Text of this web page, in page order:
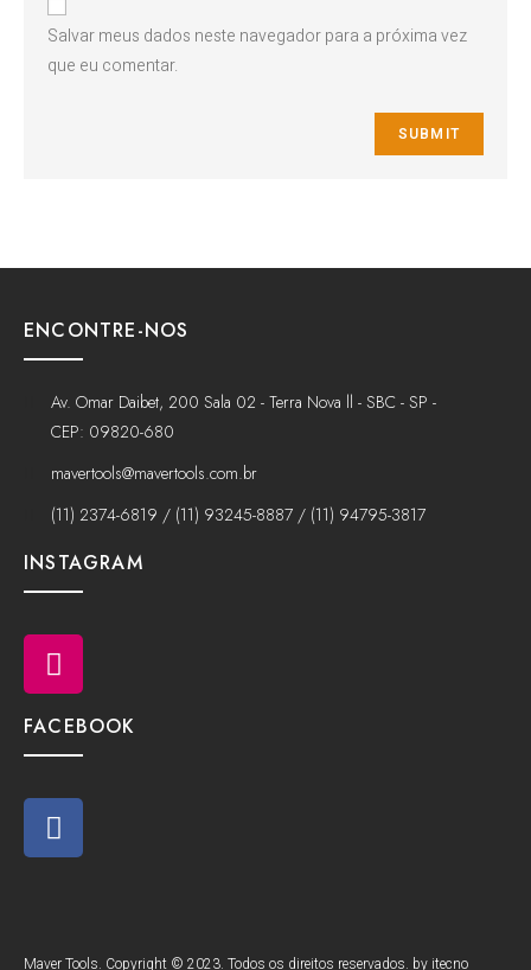
Salvar meus dados neste navegador para a próxima vez
que eu comentar.
ENCONTRE-NOS
Av. Omar Daibet, 200 Sala 02 - Terra Nova ll - SBC - SP -
CEP: 09820-680
mavertools@mavertools.com.br
(11) 2374-6819 / (11) 93245-8887 / (11) 94795-3817
INSTAGRAM
FACEBOOK
Maver Tools. Copyright © 2023. Todos os direitos reservados. by itecno